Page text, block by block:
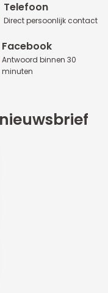
Telefoon
Direct persoonlijk contact
Facebook
Antwoord binnen 30
minuten